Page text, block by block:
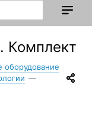
Комплект
оборудование
—